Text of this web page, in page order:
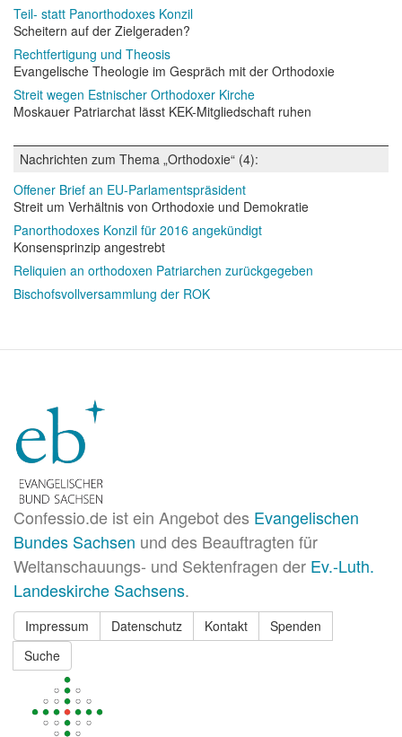
Teil- statt Panorthodoxes Konzil
Scheitern auf der Zielgeraden?
Rechtfertigung und Theosis
Evangelische Theologie im Gespräch mit der Orthodoxie
Streit wegen Estnischer Orthodoxer Kirche
Moskauer Patriarchat lässt KEK-Mitgliedschaft ruhen
Nachrichten zum Thema „Orthodoxie“ (4):
Offener Brief an EU-Parlamentspräsident
Streit um Verhältnis von Orthodoxie und Demokratie
Panorthodoxes Konzil für 2016 angekündigt
Konsensprinzip angestrebt
Reliquien an orthodoxen Patriarchen zurückgegeben
Bischofsvollversammlung der ROK
Confessio.de ist ein Angebot des Evangelischen
Bundes Sachsen und des Beauftragten für
Weltanschauungs- und Sektenfragen der Ev.-Luth.
Landeskirche Sachsens.
Impressum Datenschutz Kontakt
Spenden
Suche